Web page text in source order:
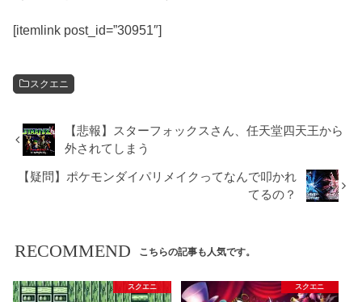
[itemlink post_id=”30951″]
スクエニ
【悲報】スターフォックスさん、任天堂四天王から
外されてしまう
【疑問】ポケモンダイパリメイクってなんで叩かれ
てるの？
RECOMMEND こちらの記事も人気です。
スクエニ スクエニ